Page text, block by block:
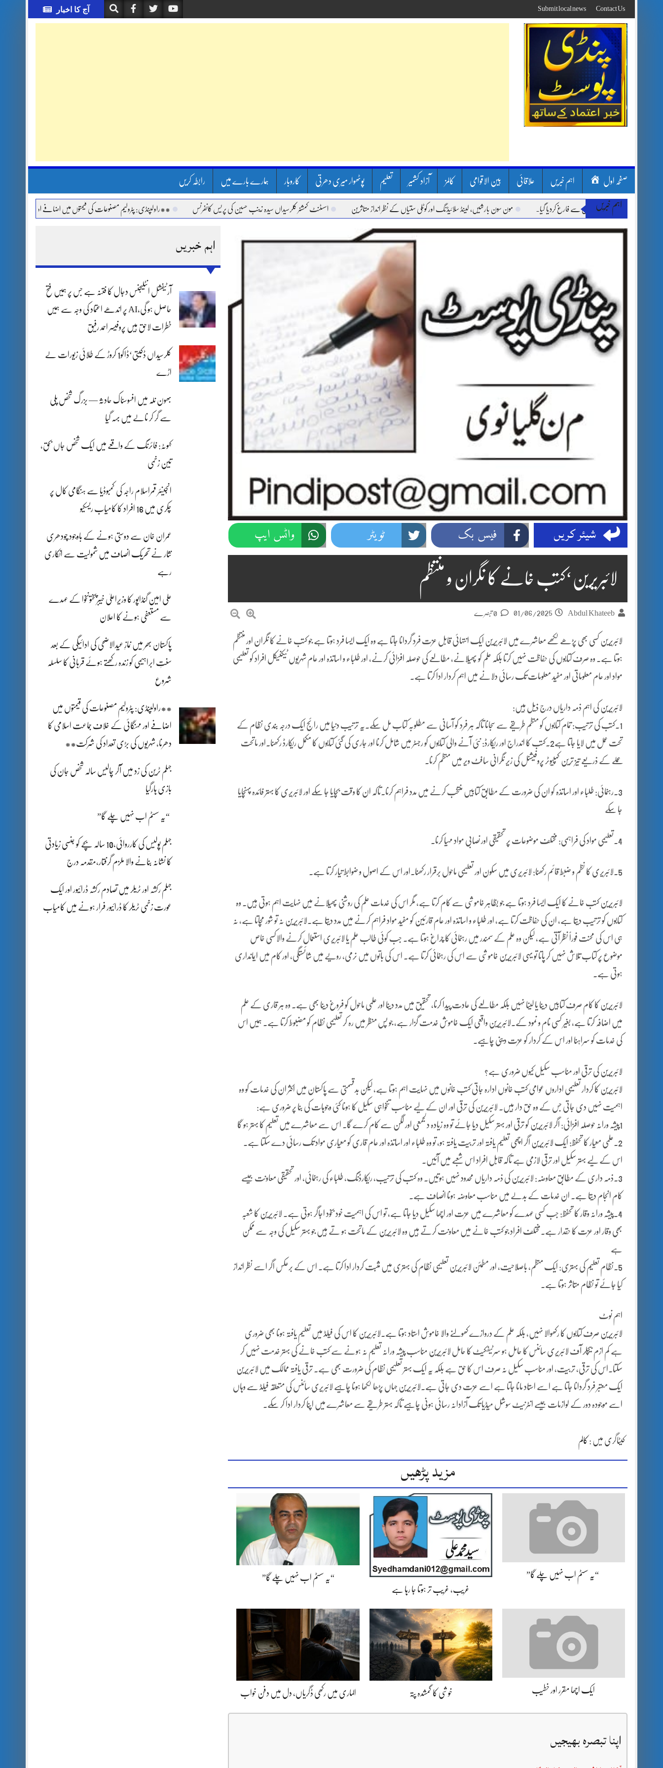
to
content
آج کا اخبار Contact Us
Submit local news
صفحہ اول اہم خبریں علاقائی بین الاقوامی کالمز آزاد کشمیر تعلیم پوٹھوار میری دھرتی کاروبار ہمارے بارے میں رابطہ کریں
اہم خبریں مون سون بارشیں، لینڈ سلائیڈنگ اور کوٹلی ستیاں کے نظر انداز متاثرین اسسٹنٹ کمشنر کلرسیداں سیدہ زینب حسین کی پریس کانفرنس **راولپنڈی: پٹرولیم مصنوعات کی قیمتوں میں اضافے اور مہنگائی کے خلاف جماعت
اہم خبریں
آرٹیفشل انٹلیجنس دجال کا فتنہ ہے جس پر ہمیں فتح
حاصل ہو گی،AI پر اندھے اعتماد کی وجہ سے ہمیں
خطرات لاحق ہیں پروفیسر احمد رفیق
کلرسیداں ڈکیتی‘ڈاکو1 کروڑ کے طلائی زیورات لے
اڑے
بھون نلہ میں افسوسناک حادثہ — بزرگ شخص پلی
سے گر کر نالے میں بہہ گیا
کہوٹہ: فائرنگ کے واقعے میں ایک شخص جاں بحق،
تین زخمی
انجینئر قمراسلام راجہ کی کمبوڈیا سے ہنگامی کال پر
چکری میں 16 افراد کا کامیاب ریسکیو
عمران خان سے دوستی ہونے کے باوجود چودھری
نثار نے تحریک انصاف میں شمولیت سے انکاری
رہے
علی امین گنڈاپور کا وزیراعلیٰ خیبرپختونخوا کے عہدے
سے مستعفی ہونے کا اعلان
پاکستان بھر میں نمازِ عیدالاضحی کی ادائیگی کے بعد
سنتِ ابراہیمی کو زندہ رکھتے ہوئے قربانی کا سلسلہ
شروع
**راولپنڈی: پٹرولیم مصنوعات کی قیمتوں میں
اضافے اور مہنگائی کے خلاف جماعت اسلامی کا
دھرنا، شہریوں کی بڑی تعداد کی شرکت**
جہلم ٹرین کی زد میں آکر چالیس سالہ شخص جان کی
بازی ہارگیا
“یہ سسٹم اب نہیں چلے گا”
جہلم پولیس کی کارروائی،10 سالہ بچے کو جنسی زیادتی
کا نشانہ بنانے والا ملزم گرفتار،مقدمہ درج
جہلم رکشہ اور ٹریلر میں تصادم رکشہ ڈرائیور اور ایک
عورت زخمی ٹریلر کا ڈرائیور فرار ہونے میں کامیاب
شیئر کریں فیس بک ٹویٹر واٹس ایپ
لائبریرین‘کتب خانے کا نگران و منتظم
Abdul Khateeb
01/06/2025
لائبریرین کسی بھی پڑھے لکھے معاشرے میں لائبریرین ایک انتہائی قابل عزت فرد گردانا جاتا ہے وہ ایک ایسا فرد ہوتا ہے جو کتب خانے کا نگران اور منتظم
ہوتا ہے۔ وہ صرف کتابوں کی حفاظت نہیں کرتا بلکہ علم کو پھیلانے، مطالعے کی حوصلہ افزائی کرنے، اور طلباء و اساتذہ اور عام شہریوں ٹیکنیکل افراد کو تعلیمی
مواد اور عام معلوماتی اور مفید معلومات تک رسائی دلانے میں اہم کردار ادا کرتا ہے۔
لائبریرین کی اہم ذمہ داریاں درج ذیل ہیں:
1۔کتب کی ترتیب: تمام کتابوں کو منظم طریقے سے سجانا تاکہ ہر فرد کو آسانی سے مطلوبہ کتاب مل سکے۔یہ ترتیب دنیا میں رائج ایک درجہ بندی نظام کے
تحت عمل میں لایا جاتا ہے2۔کتب کا اندراج اور ریکارڈ: نئی آنے والی کتابوں کو رجسٹر میں شامل کرنا اور جاری کی گئی کتابوں کا مکمل ریکارڈ رکھنا۔اور ماتحت
عملے کے ذریعے تیز ترین کمپیوٹر پروفیشنل کی زیر نگرانی سافٹ ویر میں منظم کرنا۔
3۔رہنمائی: طلباء اور اساتذہ کو ان کی ضرورت کے مطابق کتابیں منتخب کرنے میں مدد فراہم کرنا۔تاکہ ان کا وقت بچایا جا سکے اور لائبریری کا بہتر فائدہ پہنچایا
جا سکے
4۔تعلیمی مواد کی فراہمی: مختلف موضوعات پر تحقیقی اور نصابی مواد مہیا کرنا۔
5۔لائبریری کا نظم و ضبط قائم رکھنا: لائبریری میں سکون اور تعلیمی ماحول برقرار رکھنا۔اور اس کے اصول و ضوابط تیار کرتا ہے۔
لائبریرین کتب خانے کا ایک ایسا فرد ہوتا ہے جو بظاہر خاموشی سے کام کرتا ہے، مگر اس کی خدمات علم کی روشنی پھیلانے میں نہایت اہم ہوتی ہیں۔ وہ
کتابوں کو ترتیب دیتا ہے، ان کی حفاظت کرتا ہے، اور طلباء و اساتذہ اور عام قارئین کو مفید مواد فراہم کرنے میں مدد دیتا ہے۔لائبریرین نہ تو شور مچاتا ہے، نہ
ہی اس کی محنت فوراً نظر آتی ہے، لیکن وہ علم کے سمندر میں رہنمائی کا چراغ ہوتا ہے۔ جب کوئی طالب علم یا لائبریری استعمال کرنے والاکسی خاص
موضوع پر کتاب تلاش نہیں کر پاتا تو یہی لائبریرین خاموشی سے اس کی رہنمائی کرتا ہے۔ اس کی باتوں میں نرمی، رویے میں شائستگی، اور کام میں ایمانداری
ہوتی ہے۔
لائبریرین کا کام صرف کتابیں دینا یا لینا نہیں بلکہ مطالعے کی عادت پیدا کرنا، تحقیق میں مدد دینا اور علمی ماحول کو فروغ دینا بھی ہے۔ وہ ہر قاری کے علم
میں اضافہ کرتا ہے، بغیر کسی نام و نمود کے۔لائبریرین واقعی ایک خاموش خدمت گزار ہے، جو پس منظر میں رہ کر تعلیمی نظام کو مضبوط کرتا ہے۔ ہمیں اس
کی خدمات کو سراہنا اور اس کے کردار کو عزت دینی چاہیے۔
لائبریرین کی ترقی اور مناسب سکیل کیوں ضروری ہے؟
لائبریرین کا کردار تعلیمی اداروں عوامی کتب خانوں ادارہ جاتی کتب خانوں میں نہایت اہم ہوتا ہے، لیکن بدقسمتی سے پاکستان میں اکثر ان کی خدمات کو وہ
اہمیت نہیں دی جاتی جس کے وہ حق دار ہیں۔ لائبریرین کی ترقی اور ان کے لیے مناسب تنخواہی سکیل کا ہونا کئی وجوہات کی بنا پر ضروری ہے:
1پیشہ ورانہ حوصلہ افزائی: اگر لائبریرین کو ترقی اور بہتر سکیل دیا جائے تو وہ زیادہ دلجمعی اور لگن سے کام کرے گا۔ اس سے معاشرے میں تعلیم کا بہتر ہو گا
2۔علمی معیار کا تحفظ: ایک لائبریرین اگر اچھی تعلیم یافتہ اور تربیت یافتہ ہو، تو وہ طلباء اور اساتذہ اور عام قاری کو معیاری مواد تک رسائی دے سکتا ہے۔
اس کے لیے بہتر سکیل اور ترقی لازمی ہے تاکہ قابل افراد اس شعبے میں آئیں۔
3۔ذمہ داری کے مطابق معاوضہ: لائبریرین کی ذمہ داریاں محدود نہیں ہوتیں۔ وہ کتب کی ترتیب، ریکارڈنگ، طلباء کی رہنمائی، اور تحقیقی معاونت جیسے
کام انجام دیتا ہے۔ ان خدمات کے بدلے میں مناسب معاوضہ ہونا انصاف ہے۔
4۔پیشہ ورانہ وقار کا تحفظ: جب کسی عہدے کو معاشرے میں عزت اور اچھا سکیل دیا جاتا ہے، تو اس کی اہمیت خود بخود اجاگر ہوتی ہے۔ لائبریرین کا شعبہ
بھی وقار اور عزت کا حقدار ہے۔مختلف افراد جو کتب خانے میں معاونت کرتے ہیں وہ لائبریرین کے ماتحت ہو تے ہیں جو بہتر سکیل کی وجہ سے ممکن
ہے
5۔نظام تعلیم کی بہتری: ایک منظم، باصلاحیت، اور مطمئن لائبریرین تعلیمی نظام کی بہتری میں مثبت کردار ادا کرتا ہے۔ اس کے برعکس اگر اسے نظر انداز
کیا جائے تو نظام متاثر ہوتا ہے۔
اہم نوٹ
لائبریرین صرف کتابوں کا رکھوالا نہیں، بلکہ علم کے دروازے کھولنے والا خاموش استاد ہوتا ہے۔لائبریرین کا اس کی فیلڈ میں تعلیم یافتہ ہونا بھی ضروری
ہے کم ازم بیچلر آف لائبریری سائنس کا حامل ہو سرٹیفکیٹ کا حامل لائبریرین مناسب پیشہ ورانہ تعلیم نہ ہونے سے کتب خانے کی بہتر خدمت نہیں کر
سکتا۔اس کی ترقی، تربیت، اور مناسب سکیل نہ صرف اس کا حق ہے بلکہ یہ ایک بہتر تعلیمی نظام کی ضرورت بھی ہے۔ ترقی یافتہ ممالک میں لائبریرین
ایک معتبر فرد گردانا جاتا ہے اسے استاد مانا جاتا ہے اسے عزت دی جاتی ہے۔لائبریرین جہاں پڑھا لکھا ہونا چاہیے لائبریری سائنس کی متعلقہ فیلڈ سے وہاں
اسے موجودہ دور کے لوازمات جیسے انٹرنیٹ سوشل میڈیا تک آزادانہ رسائی ہونی چاہیے تاکہ بہتر طریقے سے معاشرے میں اپنا کردار ادا کر سکے۔
کیٹاگری میں : کالم
مزید پڑھیں
“یہ سسٹم اب نہیں چلے گا”
غریب، غریب تر ہوتا جا رہا ہے
“یہ سسٹم اب نہیں چلے گا”
ایک اچھا مقرر اور خطیب خوشی کا گمشدہ پتہ الماری میں رکھی ڈگریاں، دل میں دفن خواب
اپنا تبصرہ بھیجیں